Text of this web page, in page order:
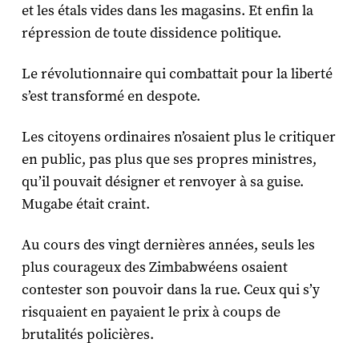
et les étals vides dans les magasins. Et enfin la
répression de toute dissidence politique.
Le révolutionnaire qui combattait pour la liberté
s’est transformé en despote.
Les citoyens ordinaires n’osaient plus le critiquer
en public, pas plus que ses propres ministres,
qu’il pouvait désigner et renvoyer à sa guise.
Mugabe était craint.
Au cours des vingt dernières années, seuls les
plus courageux des Zimbabwéens osaient
contester son pouvoir dans la rue. Ceux qui s’y
risquaient en payaient le prix à coups de
brutalités policières.